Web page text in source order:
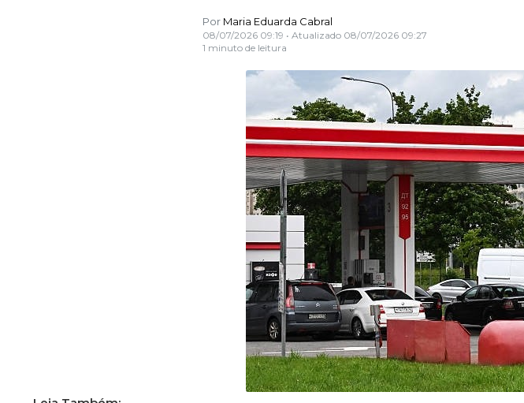
Por Maria Eduarda Cabral
08/07/2026 09:19 • Atualizado 08/07/2026 09:27
1 minuto de leitura